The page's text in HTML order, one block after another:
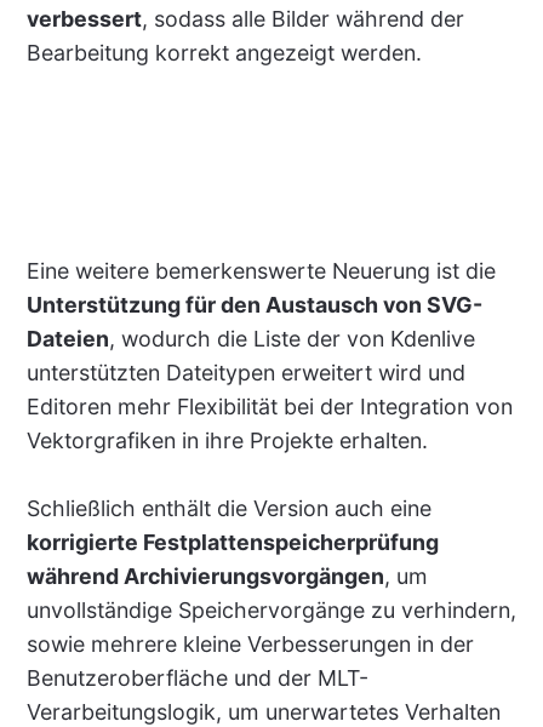
verbessert, sodass alle Bilder während der
Bearbeitung korrekt angezeigt werden.
Eine weitere bemerkenswerte Neuerung ist die
Unterstützung für den Austausch von SVG-
Dateien, wodurch die Liste der von Kdenlive
unterstützten Dateitypen erweitert wird und
Editoren mehr Flexibilität bei der Integration von
Vektorgrafiken in ihre Projekte erhalten.
Schließlich enthält die Version auch eine
korrigierte Festplattenspeicherprüfung
während Archivierungsvorgängen, um
unvollständige Speichervorgänge zu verhindern,
sowie mehrere kleine Verbesserungen in der
Benutzeroberfläche und der MLT-
Verarbeitungslogik, um unerwartetes Verhalten